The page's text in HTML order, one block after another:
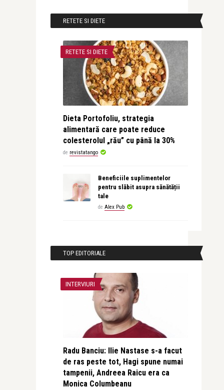
RETETE SI DIETE
RETETE SI DIETE
Dieta Portofoliu, strategia
alimentară care poate reduce
colesterolul „rău” cu până la 30%
de revistatango
Beneficiile suplimentelor
pentru slăbit asupra sănătății
tale
de Alex Pub
TOP EDITORIALE
INTERVIURI
Radu Banciu: Ilie Nastase s-a facut
de ras peste tot, Hagi spune numai
tampenii, Andreea Raicu era ca
Monica Columbeanu